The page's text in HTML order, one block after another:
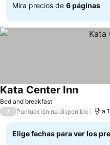
Mira precios de 6 páginas
Bed and breakfast
Kata Center Inn
/ Puntuación no disponible a
Elige fechas para ver los